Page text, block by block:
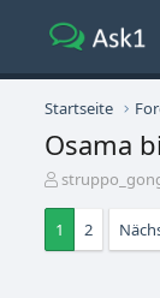
Startseite
Osama
E
s
t
1 2